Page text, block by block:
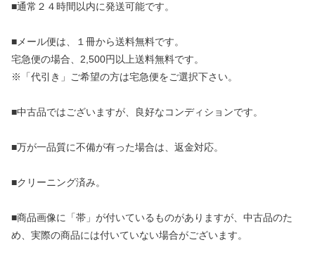
■通常２４時間以内に発送可能です。
■メール便は、１冊から送料無料です。
宅急便の場合、2,500円以上送料無料です。
※「代引き」ご希望の方は宅急便をご選択下さい。
■中古品ではございますが、良好なコンディションです。
■万が一品質に不備が有った場合は、返金対応。
■クリーニング済み。
■商品画像に「帯」が付いているものがありますが、中古品のた
め、実際の商品には付いていない場合がございます。